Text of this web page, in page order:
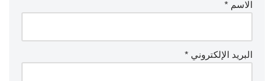
الاسم *
البريد الإلكتروني *